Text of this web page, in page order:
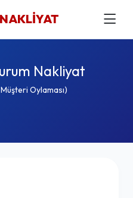
Nakliyat
Oylaması)